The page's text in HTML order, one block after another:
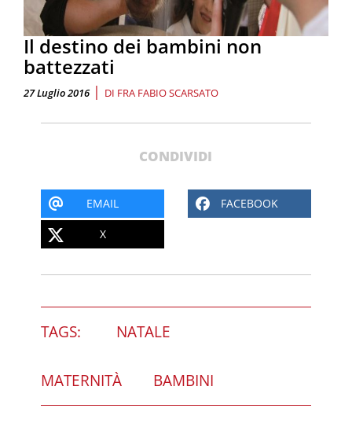
Il destino dei bambini non
battezzati
27 Luglio 2016 | DI FRA FABIO SCARSATO
CONDIVIDI
EMAIL FACEBOOK
X
TAGS: NATALE
MATERNITÀ BAMBINI